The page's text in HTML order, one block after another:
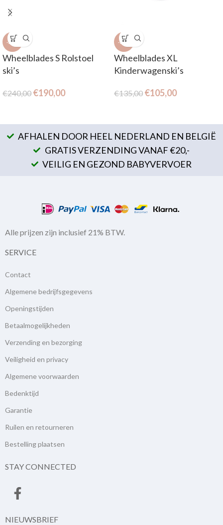
-21%
Wheelblades S Rolstoel
ski’s
€240,00 €190,00
-22%
Wheelblades XL
Kinderwagenski’s
€135,00 €105,00
AFHALEN DOOR HEEL NEDERLAND EN BELGIË
GRATIS VERZENDING VANAF €20,-
VEILIG EN GEZOND BABYVERVOER
Alle prijzen zijn inclusief 21% BTW.
SERVICE
Contact
Algemene bedrijfsgegevens
Openingstijden
Betaalmogelijkheden
Verzending en bezorging
Veiligheid en privacy
Algemene voorwaarden
Bedenktijd
Garantie
Ruilen en retourneren
Bestelling plaatsen
STAY CONNECTED
NIEUWSBRIEF